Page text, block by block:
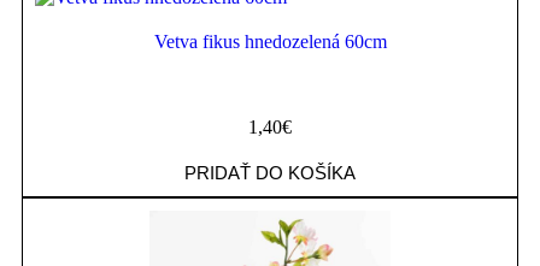
Vetva fikus hnedozelená 60cm
1,40€
PRIDAŤ DO KOŠÍKA